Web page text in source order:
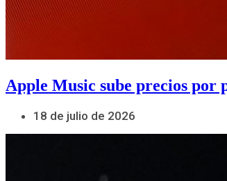
Apple Music sube precios por
18 de julio de 2026